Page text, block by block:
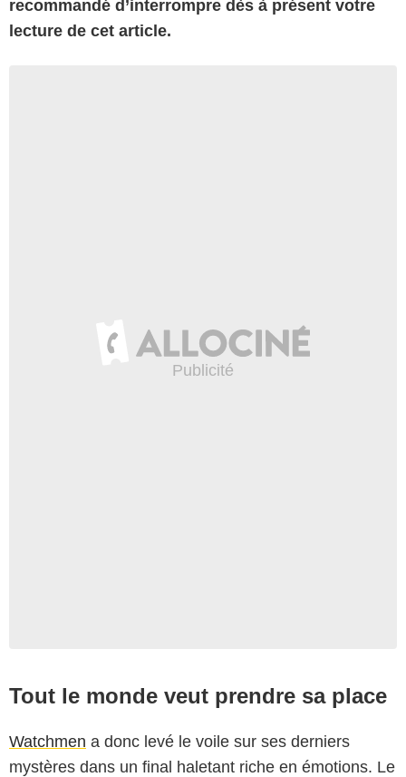
recommandé d’interrompre dès à présent votre
lecture de cet article.
Tout le monde veut prendre sa place
Watchmen a donc levé le voile sur ses derniers
mystères dans un final haletant riche en émotions. Le